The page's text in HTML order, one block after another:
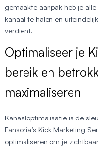
gemaakte aanpak heb je
kanaal te halen en
verdient.
Optimaliseer je
bereik en
maximaliseren
Kanaaloptimalisatie is de
Fansoria’s Kick Marketing
optimaliseren om je